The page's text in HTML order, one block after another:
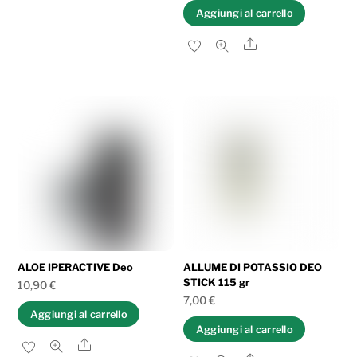
Aggiungi al carrello
Share
ALOE IPERACTIVE Deo
10,90€
Aggiungi al carrello
Share
ALLUME DI POTASSIO DEO
STICK 115 gr
7,00€
Aggiungi al carrello